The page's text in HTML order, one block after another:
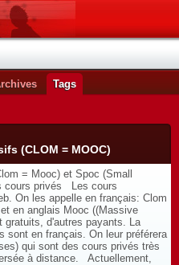
Tags
(CLOM = MOOC)
= Mooc) et Spoc (Small
cours privés Les cours
On les appelle en français: Clom
en anglais Mooc ((Massive
gratuits, d'autres payants. La
sont en français. On leur préférera
qui sont des cours privés très
à distance. Actuellement,